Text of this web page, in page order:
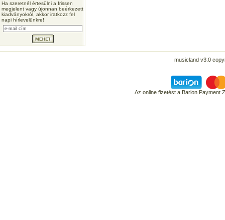
Ha szeretnél értesülni a frissen
megjelent vagy újonnan beérkezett
kiadványokról, akkor iratkozz fel
napi hírlevelünkre!
musicland v3.0
Az online fizetést a Barion Payment